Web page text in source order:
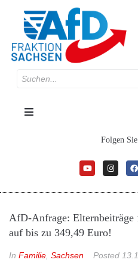
Folgen
AfD-Anfrage: Elternbeiträge
auf bis zu 349,49 Euro!
In Familie Sachsen Posted